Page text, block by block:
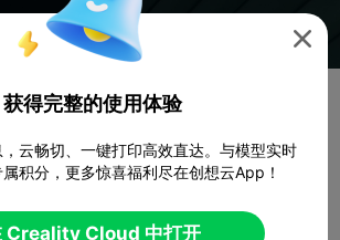

获得完整的使用体验
云畅切、一键打印高效直达。与模型实时
积分，更多惊喜福利尽在创想云App！
Creality Cloud 中打开